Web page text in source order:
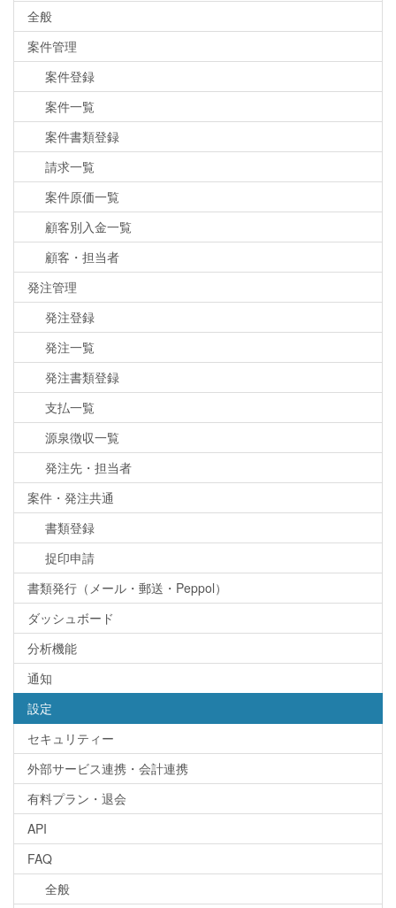
全般
案件管理
案件登録
案件一覧
案件書類登録
請求一覧
案件原価一覧
顧客別入金一覧
顧客・担当者
発注管理
発注登録
発注一覧
発注書類登録
支払一覧
源泉徴収一覧
発注先・担当者
案件・発注共通
書類登録
捉印申請
書類発行（メール・郵送・Peppol）
ダッシュボード
分析機能
通知
設定
セキュリティー
外部サービス連携・会計連携
有料プラン・退会
API
FAQ
全般